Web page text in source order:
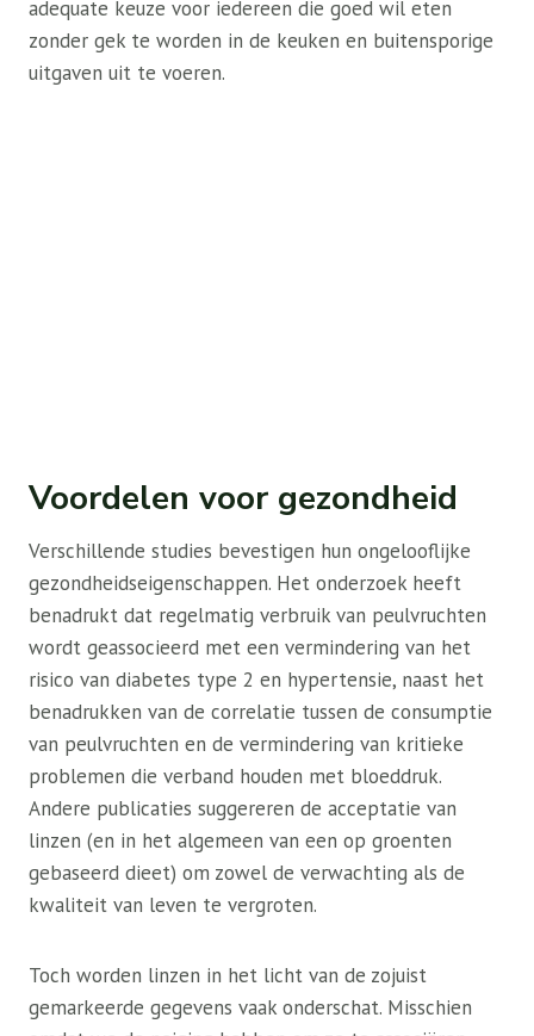
adequate keuze voor iedereen die goed wil eten
zonder gek te worden in de keuken en buitensporige
uitgaven uit te voeren.
Voordelen voor gezondheid
Verschillende studies bevestigen hun ongelooflijke
gezondheidseigenschappen. Het onderzoek heeft
benadrukt dat regelmatig verbruik van peulvruchten
wordt geassocieerd met een vermindering van het
risico van diabetes type 2 en hypertensie, naast het
benadrukken van de correlatie tussen de consumptie
van peulvruchten en de vermindering van kritieke
problemen die verband houden met bloeddruk.
Andere publicaties suggereren de acceptatie van
linzen (en in het algemeen van een op groenten
gebaseerd dieet) om zowel de verwachting als de
kwaliteit van leven te vergroten.
Toch worden linzen in het licht van de zojuist
gemarkeerde gegevens vaak onderschat. Misschien